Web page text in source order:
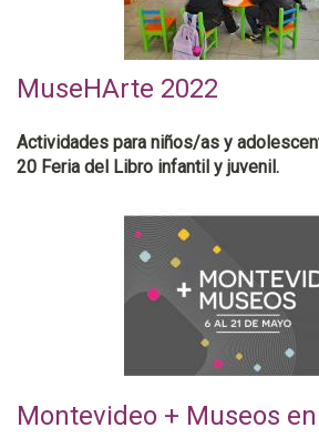
MuseHArte 2022
Actividades para niños/as y
20 Feria del Libro infantil y juvenil.
Montevideo + Museos